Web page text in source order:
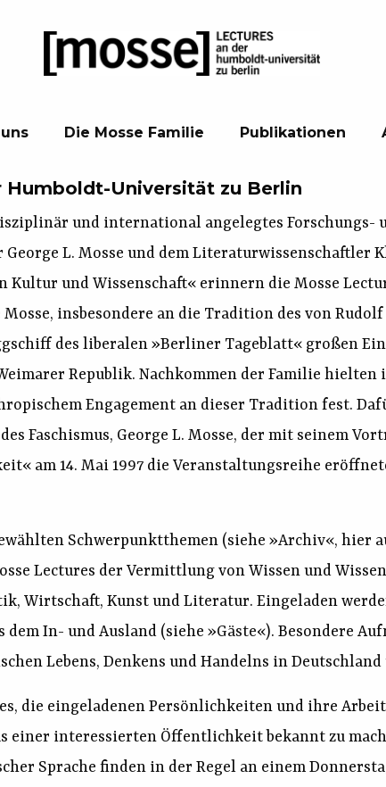
Die Mosse Familie Publikationen
Humboldt-Universität zu Berlin
und international angelegtes Forschungs-
L. Mosse und dem Literaturwissenschaftler
und Wissenschaft« erinnern die Mosse
insbesondere an die Tradition des von
des liberalen »Berliner Tageblatt« großen
Republik. Nachkommen der Familie hielten
Engagement an dieser Tradition fest.
Faschismus, George L. Mosse, der mit seinem
am 14. Mai 1997 die Veranstaltungsreihe
Schwerpunktthemen (siehe »Archiv«, hier
Lectures der Vermittlung von Wissen und
Wirtschaft, Kunst und Literatur. Eingeladen
In- und Ausland (siehe »Gäste«). Besondere
Lebens, Denkens und Handelns in
die eingeladenen Persönlichkeiten und ihre
einer interessierten Öffentlichkeit bekannt zu
Sprache finden in der Regel an einem